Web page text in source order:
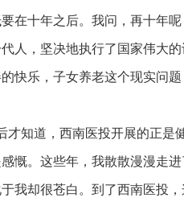
在十年之后。我问，再十年
人，坚决地执行了国家伟大
快乐，子女养老这个现实问
才知道，西南医投开展的正是
慨。这些年，我散散漫漫走
我却很苍白。到了西南医投，